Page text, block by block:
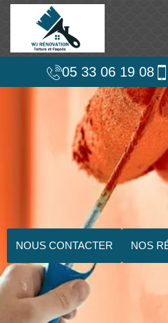
05 33 06 19 08
NOUS CONTACTER NOS